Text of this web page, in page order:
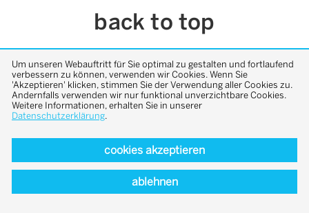
back to top
Um unseren Webauftritt für Sie optimal zu gestalten und fortlaufend
verbessern zu können, verwenden wir Cookies. Wenn Sie
'Akzeptieren' klicken, stimmen Sie der Verwendung aller Cookies zu.
Andernfalls verwenden wir nur funktional unverzichtbare Cookies.
Weitere Informationen, erhalten Sie in unserer
Datenschutzerklärung.
cookies akzeptieren
ablehnen